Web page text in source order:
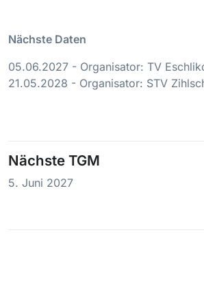
Nächste Daten
05.06.2027 - Organisator: TV
21.05.2028 - Organisator: STV
Nächste TGM
5. Juni 2027